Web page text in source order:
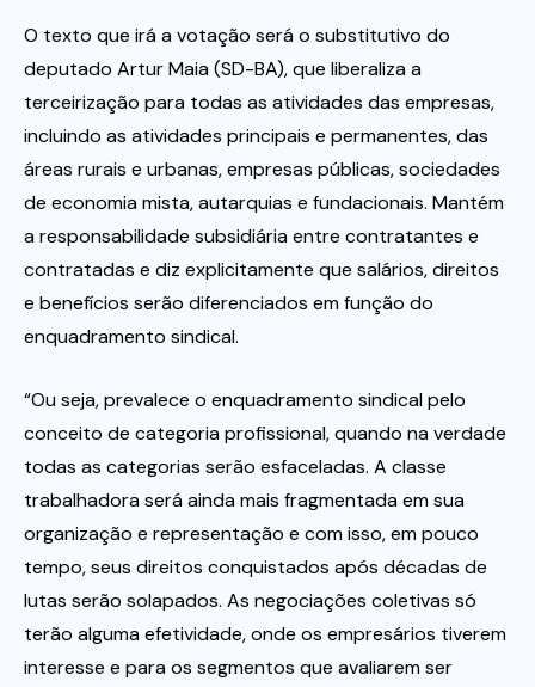
O texto que irá a votação será o substitutivo do
deputado Artur Maia (SD-BA), que liberaliza a
terceirização para todas as atividades das empresas,
incluindo as atividades principais e permanentes, das
áreas rurais e urbanas, empresas públicas, sociedades
de economia mista, autarquias e fundacionais. Mantém
a responsabilidade subsidiária entre contratantes e
contratadas e diz explicitamente que salários, direitos
e benefícios serão diferenciados em função do
enquadramento sindical.
“Ou seja, prevalece o enquadramento sindical pelo
conceito de categoria profissional, quando na verdade
todas as categorias serão esfaceladas. A classe
trabalhadora será ainda mais fragmentada em sua
organização e representação e com isso, em pouco
tempo, seus direitos conquistados após décadas de
lutas serão solapados. As negociações coletivas só
terão alguma efetividade, onde os empresários tiverem
interesse e para os segmentos que avaliarem ser